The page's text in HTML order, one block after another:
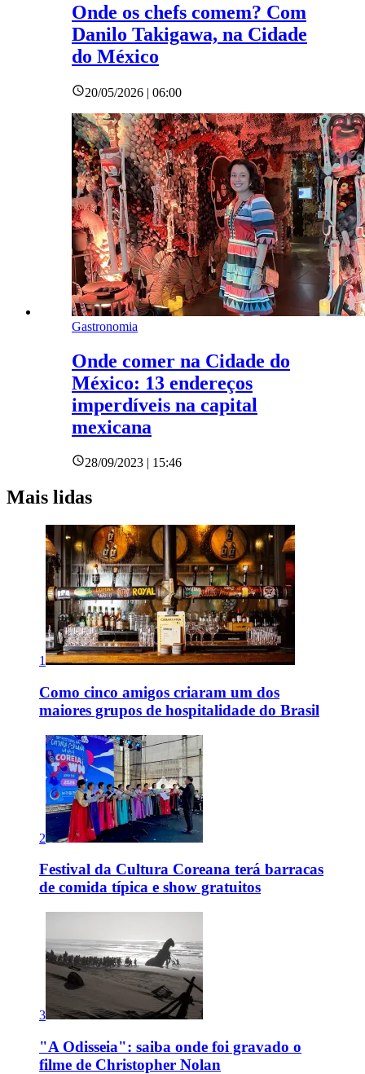
Onde os chefs comem? Com
Danilo Takigawa, na Cidade
do México
20/05/2026 | 06:00
Gastronomia
Onde comer na Cidade do
México: 13 endereços
imperdíveis na capital
mexicana
28/09/2023 | 15:46
Mais lidas
1
Como cinco amigos criaram um dos
maiores grupos de hospitalidade do Brasil
2
Festival da Cultura Coreana terá barracas
de comida típica e show gratuitos
3
"A Odisseia": saiba onde foi gravado o
filme de Christopher Nolan